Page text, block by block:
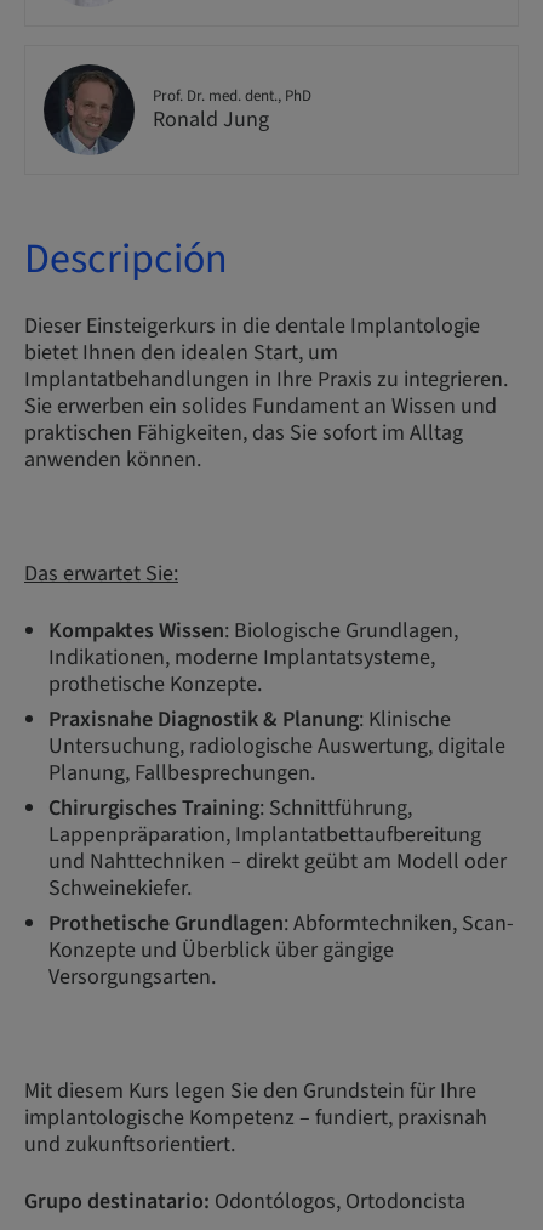
Prof. Dr. med. dent., PhD
Ronald Jung
Descripción
Dieser Einsteigerkurs in die dentale Implantologie
bietet Ihnen den idealen Start, um
Implantatbehandlungen in Ihre Praxis zu integrieren.
Sie erwerben ein solides Fundament an Wissen und
praktischen Fähigkeiten, das Sie sofort im Alltag
anwenden können.
Das erwartet Sie:
Kompaktes Wissen: Biologische Grundlagen,
Indikationen, moderne Implantatsysteme,
prothetische Konzepte.
Praxisnahe Diagnostik & Planung: Klinische
Untersuchung, radiologische Auswertung, digitale
Planung, Fallbesprechungen.
Chirurgisches Training: Schnittführung,
Lappenpräparation, Implantatbettaufbereitung
und Nahttechniken – direkt geübt am Modell oder
Schweinekiefer.
Prothetische Grundlagen: Abformtechniken, Scan-
Konzepte und Überblick über gängige
Versorgungsarten.
Mit diesem Kurs legen Sie den Grundstein für Ihre
implantologische Kompetenz – fundiert, praxisnah
und zukunftsorientiert.
Grupo destinatario: Odontólogos, Ortodoncista